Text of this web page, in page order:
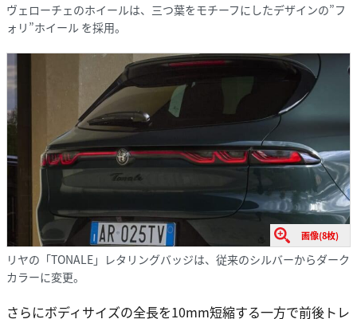
ヴェローチェのホイールは、三つ葉をモチーフにしたデザインの”フ
ォリ”ホイール を採用。
画像(8枚)
リヤの「TONALE」レタリングバッジは、従来のシルバーからダーク
カラーに変更。
さらにボディサイズの全長を10mm短縮する一方で前後トレ